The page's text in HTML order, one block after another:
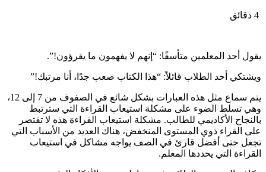
يقول أحد المعلمين متأسفًا: “إنهم لا يفهمون ما يقرؤون!”.
ويشتكي أحد الطلاب قائلاً: “هذا الكتاب صعب جدًا، أنا مرتبك!”
يتم سماع مثل هذه العبارات بشكل شائع في الصفوف من 7 إلى 12،
وهي تسلط الضوء على مشكلة استيعاب القراءة التي سترتبط
بالنجاح الأكاديمي للطالب. مشكلة استيعاب القراءة هذه لا تقتصر
على القراء ذوي المستوى المنخفض، هناك العديد من الأسباب التي
تجعل حتى أفضل قارئ في الصف يواجه مشاكل في استيعاب
القراءة التي يحددها المعلم.